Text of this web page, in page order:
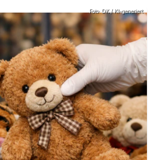
Foto: DK / KI-generiert